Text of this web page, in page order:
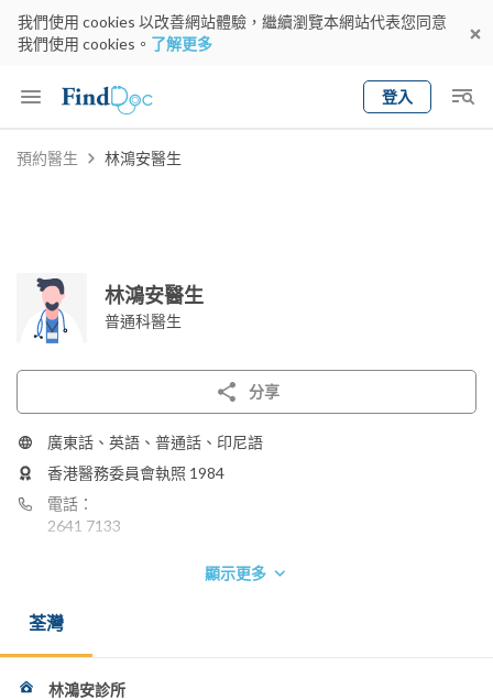
我們使用 cookies 以改善網站體驗，繼續瀏覽本網站代表您同意
我們使用 cookies。 了解更多
登入
Keyword
預約醫生 林鴻安醫生
林鴻安醫生
普通科醫生
分享
廣東話、英語、普通話、印尼語
香港醫務委員會執照 1984
電話：
2641 7133
顯示更多
荃灣
林鴻安診所